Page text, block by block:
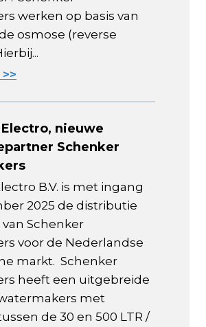
werken op basis van
osmose (reverse
nieuwe
Schenker
B.V. is met ingang
2025 de distributie
Schenker
voor de Nederlandse
markt. Schenker
heeft een uitgebreide
met
de 30 en 500 LTR /